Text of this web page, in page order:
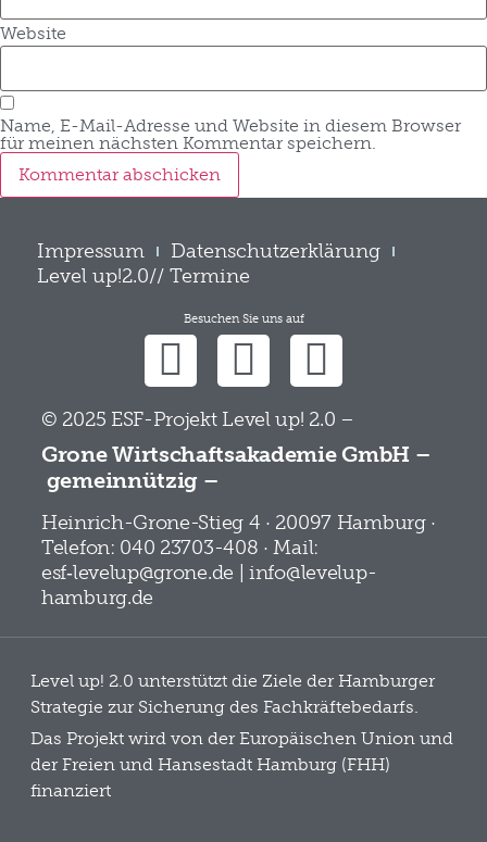
Website
Name, E-Mail-Adresse und Website in diesem Browser
für meinen nächsten Kommentar speichern.
Impressum
Datenschutzerklärung
Level up!2.0// Termine
Besuchen Sie uns auf
© 2025 ESF-Projekt Level up! 2.0 –
Grone Wirtschaftsakademie GmbH –
gemeinnützig –
Heinrich-Grone-Stieg 4 · 20097 Hamburg ·
Telefon: 040 23703-408 · Mail:
esf‑levelup@grone.de | info@levelup-
hamburg.de
Level up! 2.0 unterstützt die Ziele der Hamburger
Strategie zur Sicherung des Fachkräftebedarfs.
Das Projekt wird von der Europäischen Union und
der Freien und Hansestadt Hamburg (FHH)
finanziert